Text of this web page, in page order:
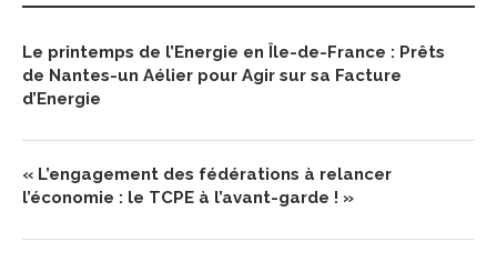
Le printemps de l’Energie en Île-de-France : Prêts
de Nantes-un Aélier pour Agir sur sa Facture
d’Energie
« L’engagement des fédérations à relancer
l’économie : le TCPE à l’avant-garde ! »